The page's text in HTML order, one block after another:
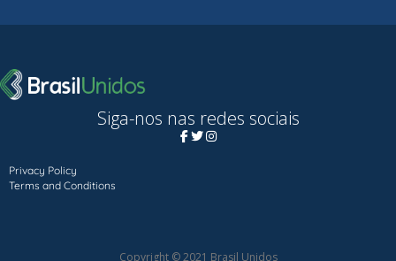
Siga-nos nas redes sociais
Privacy Policy
Terms and Conditions
Copyright © 2021 Brasil Unidos